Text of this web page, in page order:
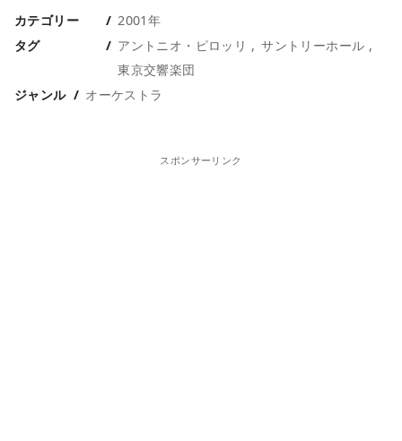
カテゴリー
2001年
タグ
アントニオ・ピロッリ
サントリーホール
東京交響楽団
ジャンル
オーケストラ
スポンサーリンク